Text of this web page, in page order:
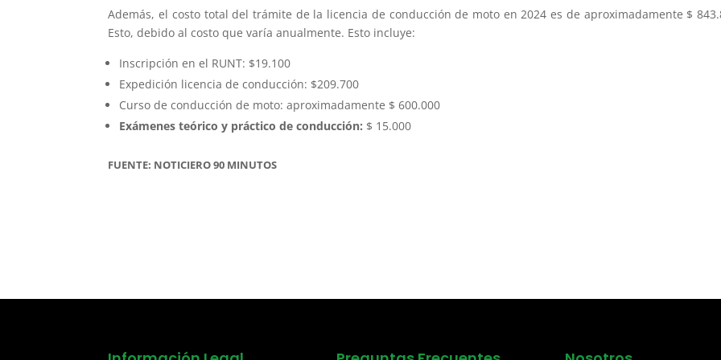
Además, el costo total del trámite de la licencia de conducción de moto en 2024 es de aproximadamente $
Esto, debido al costo que varía anualmente. Esto incluye:
Inscripción en el RUNT: $19.100
Expedición licencia de conducción: $209.700
Curso de conducción de moto: aproximadamente $ 600.000
Exámenes teórico y práctico de conducción: $ 15.000
FUENTE: NOTICIERO 90 MINUTOS